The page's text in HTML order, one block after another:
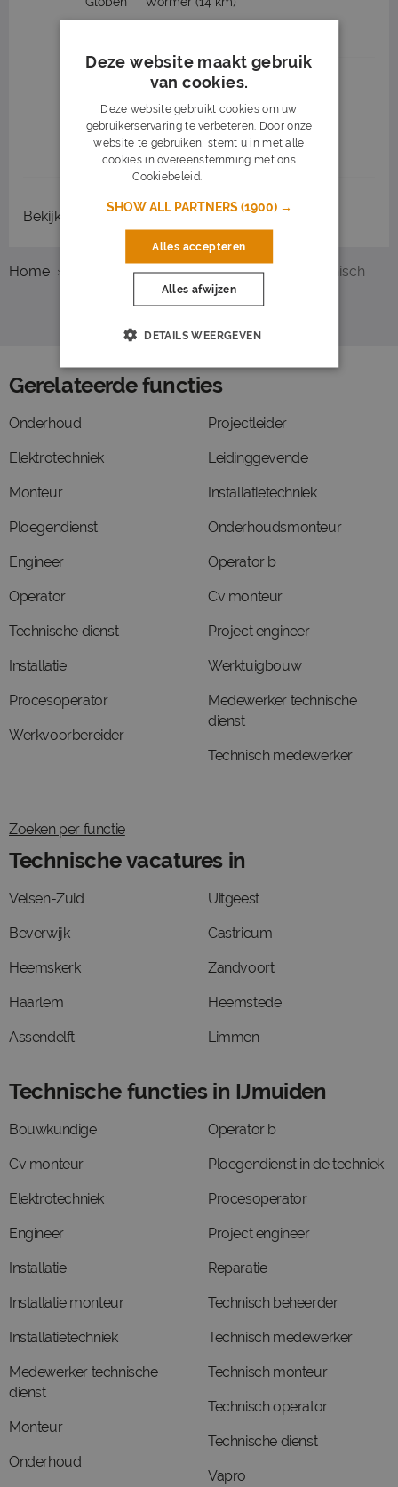
Job highlights
1 2 3 Volgende >
Bekijk recent gesloten vacatures
Home Overzicht vacatures IJmuiden Technisch
Gerelateerde functies
Onderhoud
Elektrotechniek
Monteur
Ploegendienst
Engineer
Operator
Technische dienst
Installatie
Procesoperator
Werkvoorbereider
Projectleider
Leidinggevende
Installatietechniek
Onderhoudsmonteur
Operator b
Cv monteur
Project engineer
Werktuigbouw
Medewerker technische
dienst
Technisch medewerker
Zoeken per functie
Technische vacatures in
Velsen-Zuid
Beverwijk
Heemskerk
Haarlem
Assendelft
Uitgeest
Castricum
Zandvoort
Heemstede
Limmen
Technische functies in IJmuiden
Bouwkundige
Cv monteur
Elektrotechniek
Engineer
Installatie
Installatie monteur
Installatietechniek
Medewerker technische
dienst
Monteur
Onderhoud
Operator b
Ploegendienst in de techniek
Procesoperator
Project engineer
Reparatie
Technisch beheerder
Technisch medewerker
Technisch monteur
Technisch operator
Technische dienst
Vapro
Deze website maakt gebruik
van cookies.
Deze website gebruikt cookies om uw
gebruikerservaring te verbeteren. Door onze
website te gebruiken, stemt u in met alle
cookies in overeenstemming met ons
Cookiebeleid.
SHOW ALL PARTNERS(1900) →
Alles accepteren
Alles afwijzen
DETAILS WEERGEVEN